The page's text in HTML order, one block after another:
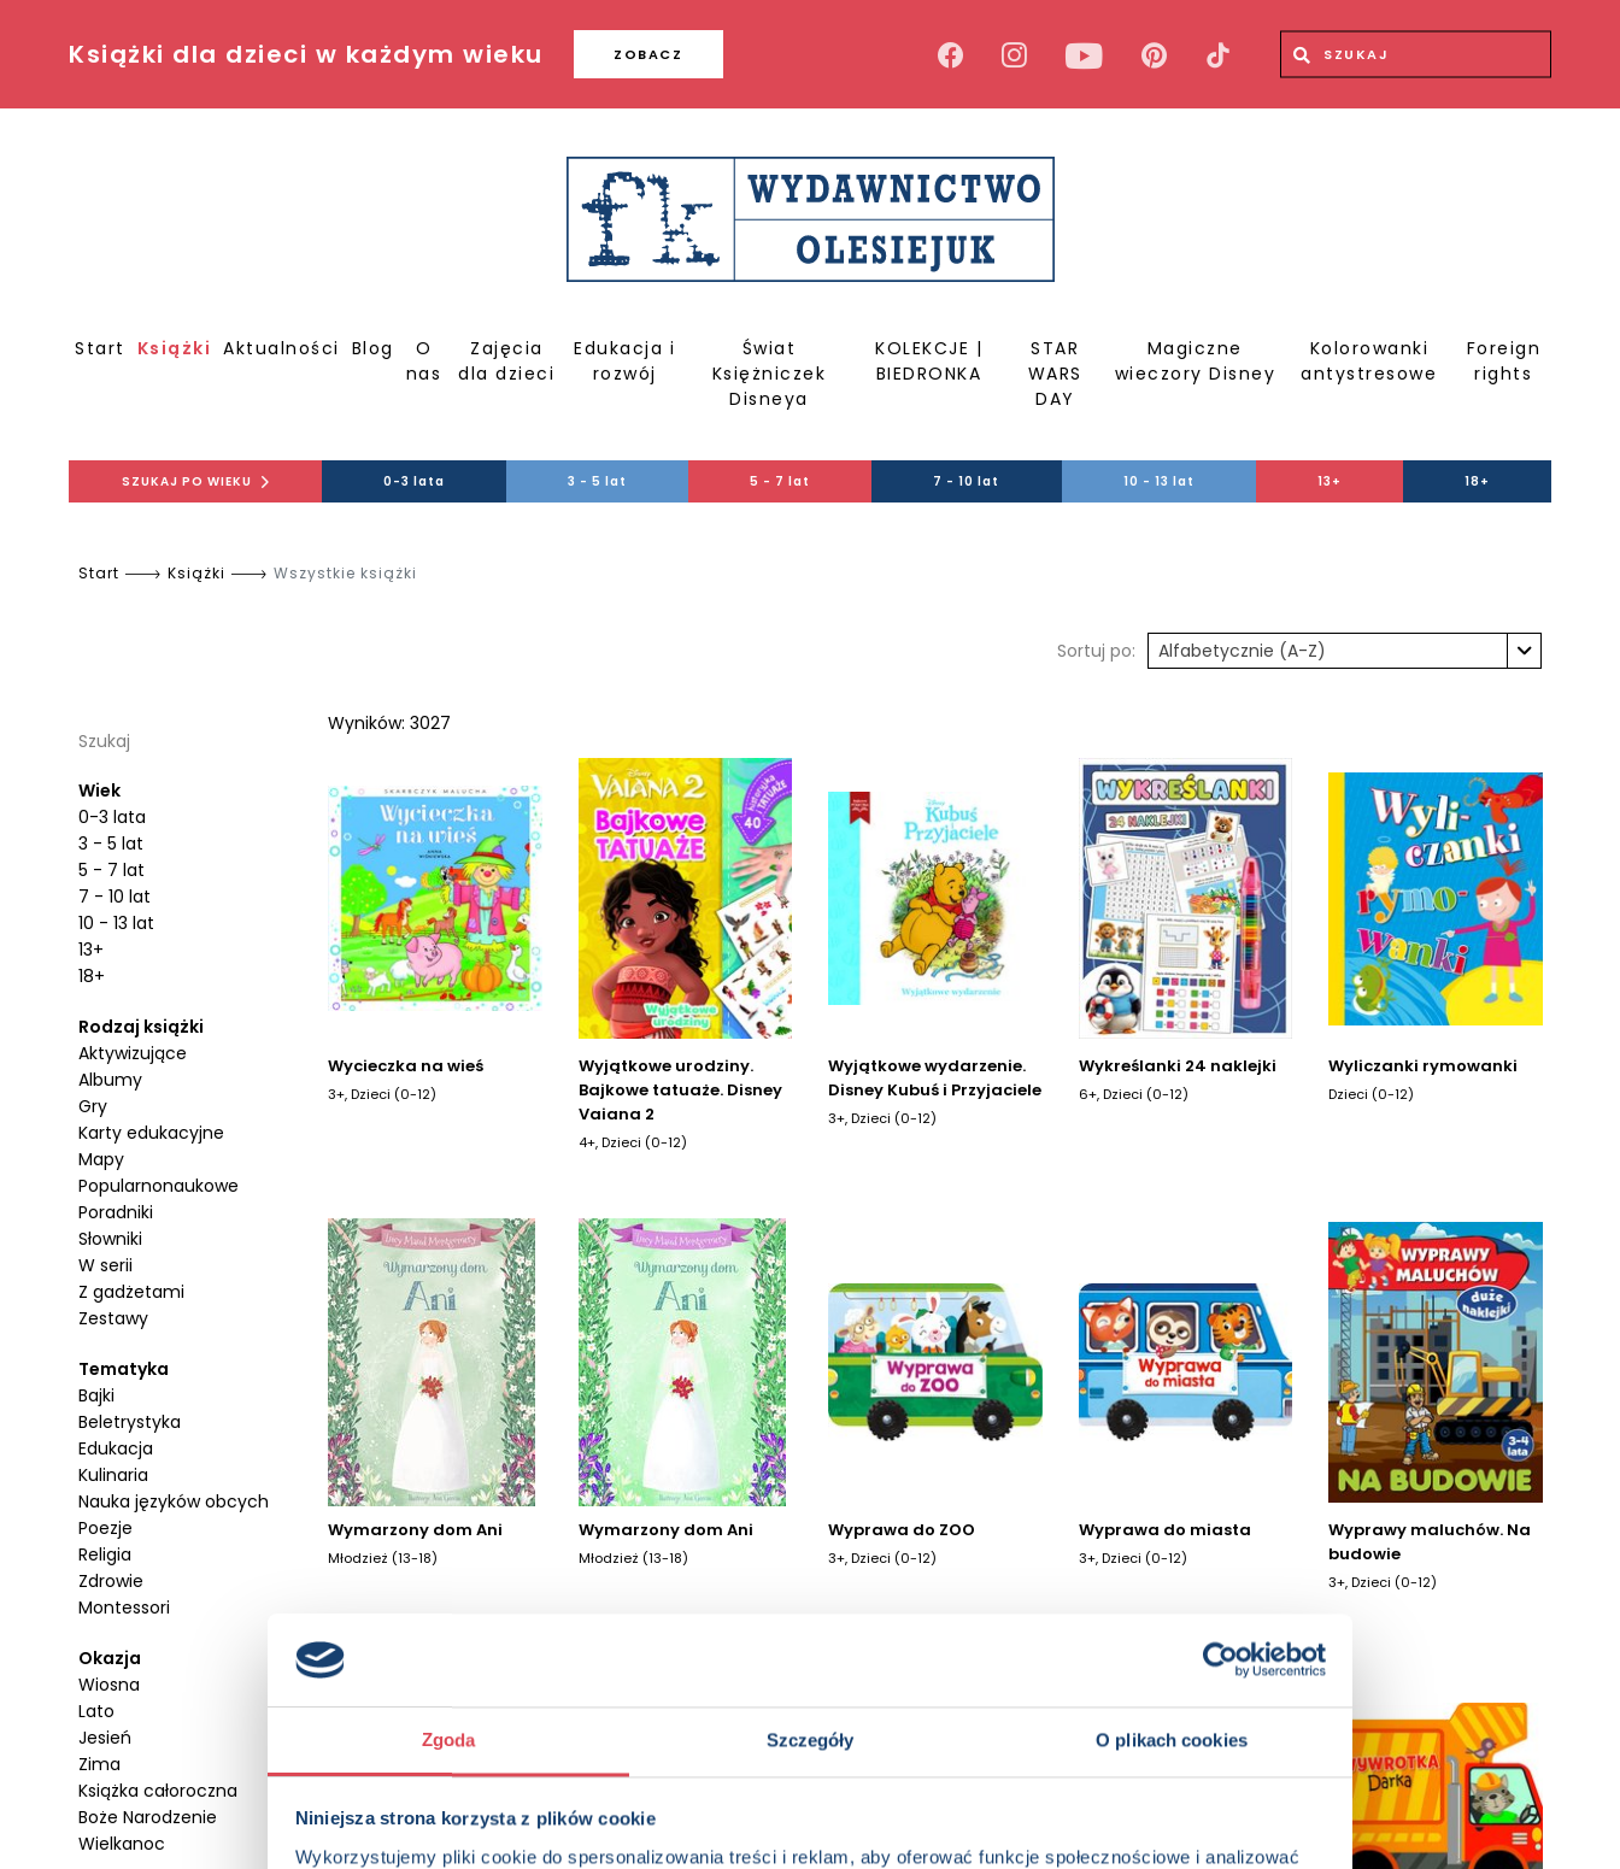
Zgoda Szczegóły O plikach cookies
Niniejsza strona korzysta z plików cookie
Wykorzystujemy pliki cookie do spersonalizowania treści i reklam, aby oferować funkcje społecznościowe i analizować
Książki dla dzieci w każdym wieku ZOBACZ Wyszukiwana fraza
Start Książki Aktualności Blog
O
nas
Zajęcia
dla dzieci
Edukacja i
rozwój
Świat
Księżniczek
Disneya
KOLEKCJE |
BIEDRONKA
STAR
WARS
DAY
Magiczne
wieczory Disney
Kolorowanki
antystresowe
Foreign
rights
SZUKAJ PO WIEKU 0-3 lata 3 - 5 lat 5 - 7 lat 7 - 10 lat 10 - 13 lat 13+ 18+
Start Książki Wszystkie książki
Szukaj
Wiek
0-3 lata
3 - 5 lat
5 - 7 lat
7 - 10 lat
10 - 13 lat
13+
18+
Rodzaj książki
Aktywizujące
Albumy
Gry
Karty edukacyjne
Mapy
Popularnonaukowe
Poradniki
Słowniki
W serii
Z gadżetami
Zestawy
Tematyka
Bajki
Beletrystyka
Edukacja
Kulinaria
Nauka języków obcych
Poezje
Religia
Zdrowie
Montessori
Okazja
Wiosna
Lato
Jesień
Zima
Książka całoroczna
Boże Narodzenie
Wielkanoc
Sortuj po: Alfabetycznie (A-Z)
Wyników: 3027
Wycieczka na wieś
3+, Dzieci (0-12)
Wyjątkowe urodziny.
Bajkowe tatuaże. Disney
Vaiana 2
4+, Dzieci (0-12)
Wyjątkowe wydarzenie.
Disney Kubuś i Przyjaciele
3+, Dzieci (0-12)
Wykreślanki 24 naklejki
6+, Dzieci (0-12)
Wyliczanki rymowanki
Dzieci (0-12)
Wymarzony dom Ani
Młodzież (13-18)
Wymarzony dom Ani
Młodzież (13-18)
Wyprawa do ZOO
3+, Dzieci (0-12)
Wyprawa do miasta
3+, Dzieci (0-12)
Wyprawy maluchów. Na
budowie
3+, Dzieci (0-12)